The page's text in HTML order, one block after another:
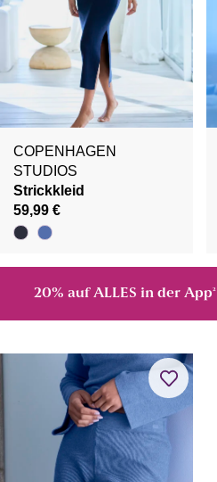
COPENHAGEN
STUDIOS
Strickkleid
59,99 €
20% auf ALLES in der App²